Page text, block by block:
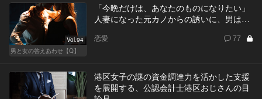
Vol.94
男と女の答えあわせ【Q】
「今晩だけは、あなたのものになりたい」
人妻になった元カノからの誘いに、男は…
恋愛 77
港区女子の謎の資金調達力を活かした支援
を展開する、公認会計士港区おじさんの目